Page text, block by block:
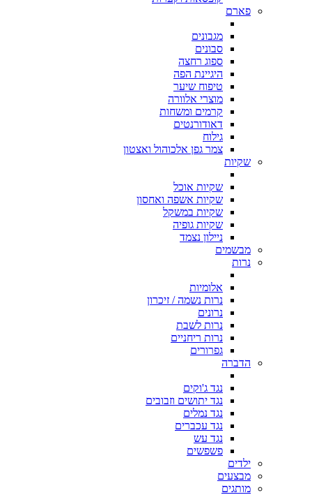
פארם
מגבונים
סבונים
ספוג רחצה
היגיינת הפה
טיפוח שיער
מוצרי אלוורה
קרמים ומשחות
דאודורנטים
גילוח
צמר גפן אלכוהול ואצטון
שקיות
שקיות אוכל
שקיות אשפה ואחסון
שקיות במשקל
שקיות גופיה
ניילון נצמד
מבשמים
נרות
אלומיות
נרות נשמה / זיכרון
נרונים
נרות לשבת
נרות ריחניים
גפרורים
הדברה
נגד ג'וקים
נגד יתושים וזבובים
נגד נמלים
נגד עכברים
נגד עש
פשפשים
ילדים
מבצעים
מותגים